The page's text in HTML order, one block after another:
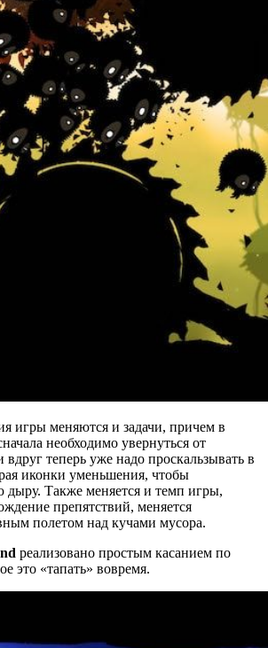
игры меняются и задачи, причем в
необходимо увернуться от
теперь уже надо проскальзывать в
иконки уменьшения, чтобы
дыру. Также меняется и темп игры,
препятствий, меняется
полетом над кучами мусора.
реализовано простым касанием по
это «тапать» вовремя.